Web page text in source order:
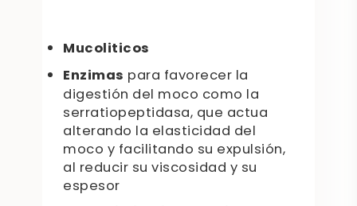
Mucoliticos
Enzimas para favorecer la
digestión del moco como la
serratiopeptidasa, que actua
alterando la elasticidad del
moco y facilitando su expulsión,
al reducir su viscosidad y su
espesor